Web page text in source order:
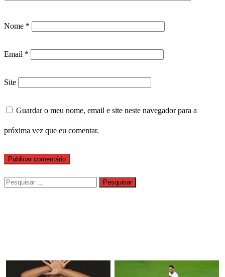
Nome *
Email *
Site
Guardar o meu nome, email e site neste navegador para a
próxima vez que eu comentar.
Pesquisar
por: